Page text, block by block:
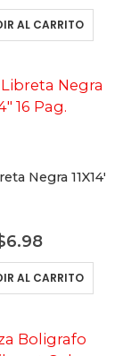
AL CARRITO
9X12
Negra 11X14″
6.98
AL CARRITO